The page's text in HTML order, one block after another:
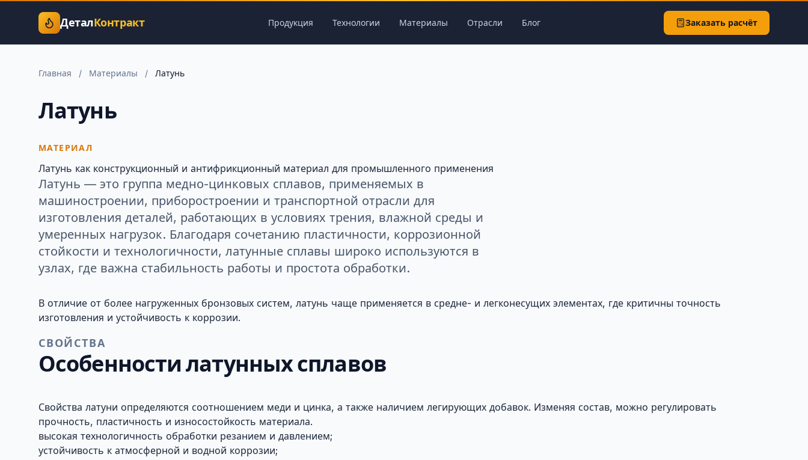
ДеталКонтракт Продукция Технологии Материалы Отрасли Блог Заказать расчёт
Главная / Материалы / Латунь
Латунь
МАТЕРИАЛ
Латунь как конструкционный и антифрикционный материал для промышленного применения
Латунь — это группа медно-цинковых сплавов, применяемых в
машиностроении, приборостроении и транспортной отрасли для
изготовления деталей, работающих в условиях трения, влажной среды и
умеренных нагрузок. Благодаря сочетанию пластичности, коррозионной
стойкости и технологичности, латунные сплавы широко используются в
узлах, где важна стабильность работы и простота обработки.
В отличие от более нагруженных бронзовых систем, латунь чаще применяется в средне- и легконесущих элементах, где критичны точность
изготовления и устойчивость к коррозии.
СВОЙСТВА
Особенности латунных сплавов
Свойства латуни определяются соотношением меди и цинка, а также наличием легирующих добавок. Изменяя состав, можно регулировать
прочность, пластичность и износостойкость материала.
высокая технологичность обработки резанием и давлением;
устойчивость к атмосферной и водной коррозии;